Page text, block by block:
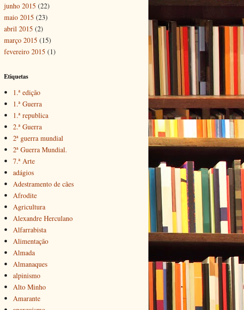
junho 2015 (22)
maio 2015 (23)
abril 2015 (2)
março 2015 (15)
fevereiro 2015 (1)
Etiquetas
1.ª edição
1.ª Guerra
1.ª republica
2.ª Guerra
2ª guerra mundial
2ª Guerra Mundial.
7.ª Arte
adágios
Adestramento de cães
Afrodite
Agricultura
Alexandre Herculano
Alfarrabista
Alimentação
Almada
Almanaques
alpinismo
Alto Minho
Amarante